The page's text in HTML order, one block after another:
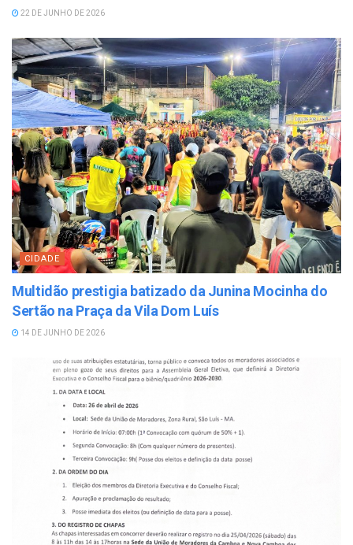
22 DE JUNHO DE 2026
CIDADE
Multidão prestigia batizado da Junina Mocinha do
Sertão na Praça da Vila Dom Luís
14 DE JUNHO DE 2026